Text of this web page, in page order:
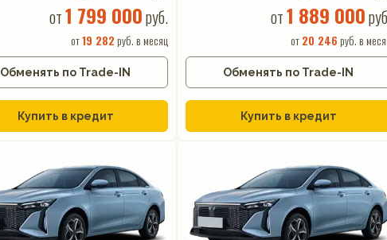
от1 799 000руб.
от19 282 руб. в месяц
Обменять по Trade-IN
Купить в кредит
от1 889 000
от20 246 руб. в
Обменять по Trade-IN
Купить в кредит